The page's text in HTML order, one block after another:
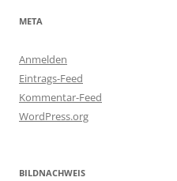
META
Anmelden
Eintrags-Feed
Kommentar-Feed
WordPress.org
BILDNACHWEIS